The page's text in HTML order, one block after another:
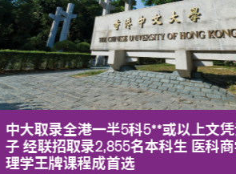
中大取录全港一半5科5**或以上文
子 经联招取录2,855名本科生 医科
理学王牌课程成首选